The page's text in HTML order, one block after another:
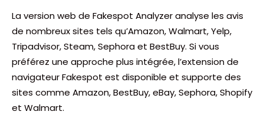
La version web de Fakespot Analyzer analyse les avis
de nombreux sites tels qu’Amazon, Walmart, Yelp,
Tripadvisor, Steam, Sephora et BestBuy. Si vous
préférez une approche plus intégrée, l’extension de
navigateur Fakespot est disponible et supporte des
sites comme Amazon, BestBuy, eBay, Sephora, Shopify
et Walmart.